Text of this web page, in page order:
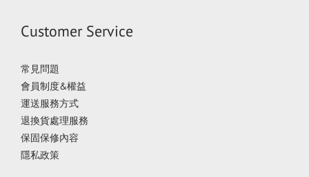
Customer Service
常見問題
會員制度&權益
運送服務方式
退換貨處理服務
保固保修內容
隱私政策